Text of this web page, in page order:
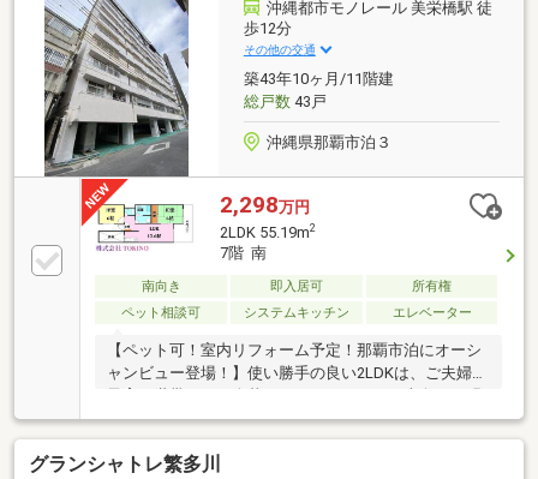
沖縄都市モノレール 美栄橋駅 徒
歩12分
その他の交通
築43年10ヶ月/11階建
総戸数43戸
沖縄県那覇市泊３
2,298万円
2LDK 55.19m2
7階 南
南向き 即入居可
所有権
ペット相談可
システムキッチン エレベーター
【ペット可！室内リフォーム予定！那覇市泊にオーシ
ャンビュー登場！】使い勝手の良い2LDKは、ご夫婦や
るい住戸は陽光が差し込み、日中は自然光で心地よく
過ごせます。和室は遊び場や来客用にも重宝。バスト
イレ別で快適です。大切なペットと一緒に新生活を始
グランシャトレ繁多川